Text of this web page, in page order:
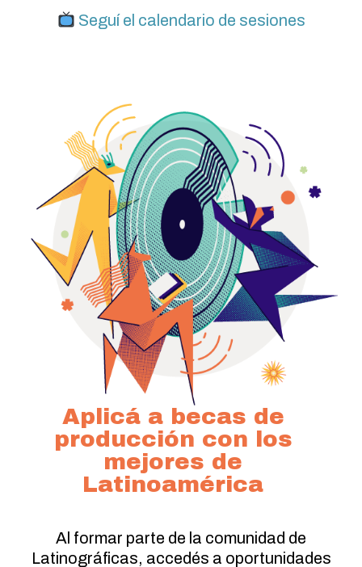
Seguí el calendario de sesiones
Aplicá a becas de
producción con los
mejores de
Latinoamérica
Al formar parte de la comunidad de
Latinográficas, accedés a oportunidades